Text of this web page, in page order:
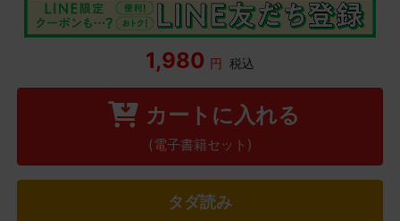
1,980 円 税込
カートに入れる
(電子書籍セット)
タダ読み